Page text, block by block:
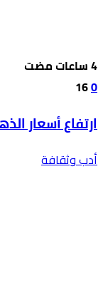
0
16
ارتفاع أسعار
أدب وثقافة